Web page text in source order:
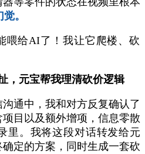
。
，元宝帮我理清砍价逻辑
通中，我和对方反复确认了
目以及额外增项，信息零散
里。我将这段对话转发给元
定的方案，同时生成一套砍